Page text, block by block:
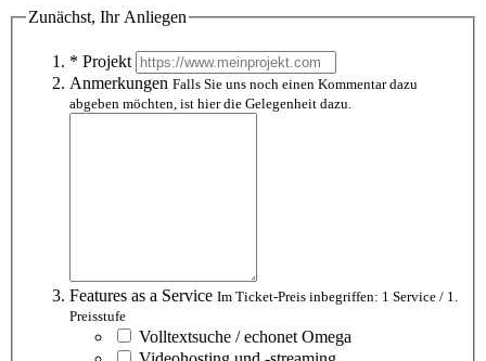
Zunächst, Ihr Anliegen
* Projekt
Anmerkungen Falls Sie uns noch einen Kommentar dazu
abgeben möchten, ist hier die Gelegenheit dazu.
Features as a Service Im Ticket-Preis inbegriffen: 1 Service / 1.
Preisstufe
Volltextsuche / echonet Omega